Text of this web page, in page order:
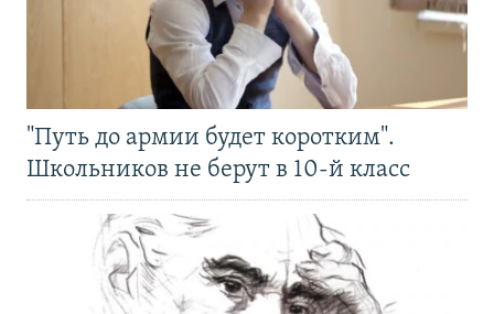
"Путь до армии будет коротким".
Школьников не берут в 10-й класс